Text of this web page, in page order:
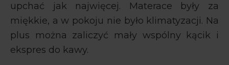
upchać jak najwięcej. Materace były za
miękkie, a w pokoju nie było klimatyzacji. Na
plus można zaliczyć mały wspólny kącik i
ekspres do kawy.